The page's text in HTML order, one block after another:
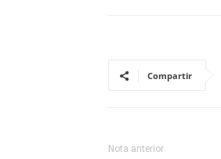
Compartir
Nota anterior